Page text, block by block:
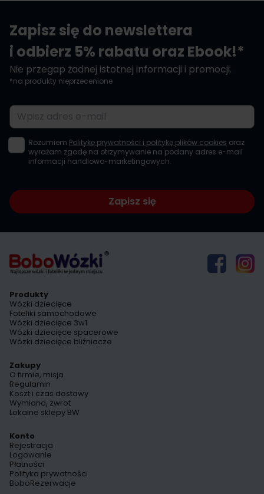
Zapisz się do newslettera
i odbierz 5% rabatu oraz Ebook!*
Nie przegap żadnej istotnej informacji i promocji.
*na produkty nieprzecenione
Adres e-mail
Rozumiem Politykę prywatności i politykę plików cookies oraz
wyrażam zgodę na otrzymywanie na podany adres e-mail
informacji handlowo-marketingowych.
Zapisz się
Produkty
Wózki dziecięce
Foteliki samochodowe
Wózki dziecięce 3w1
Wózki dziecięce spacerowe
Wózki dziecięce bliźniacze
Zakupy
O firmie, misja
Regulamin
Koszt i czas dostawy
Wymiana, zwrot
Lokalne sklepy BW
Konto
Rejestracja
Logowanie
Płatności
Polityka prywatności
BoboRezerwacje